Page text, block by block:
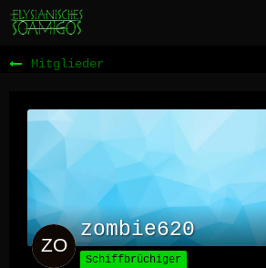
Mitglieder
zombie620
Schiffbrüchiger